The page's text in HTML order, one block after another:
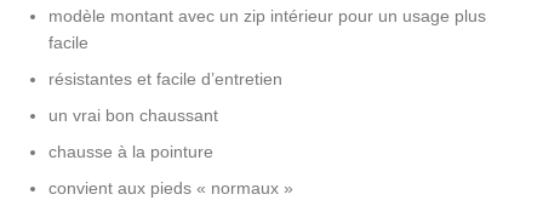
modèle montant avec un zip intérieur pour un usage plus
facile
résistantes et facile d’entretien
un vrai bon chaussant
chausse à la pointure
convient aux pieds « normaux »